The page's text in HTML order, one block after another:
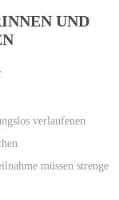
UND
verlaufenen
müssen strenge